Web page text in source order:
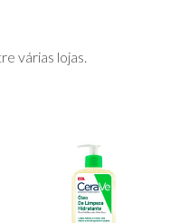
várias lojas.